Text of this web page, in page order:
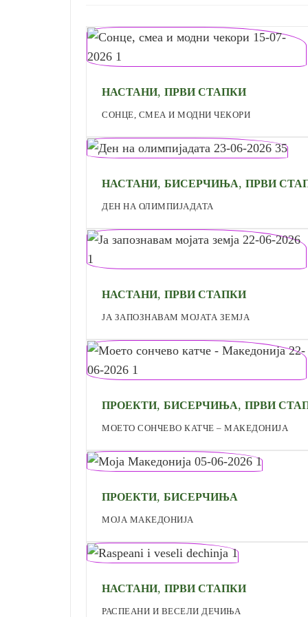
НАСТАНИ, ПРВИ СТАПКИ
СОНЦЕ, СМЕА И МОДНИ ЧЕКОРИ
НАСТАНИ, БИСЕРЧИЊА, ПРВИ
ДЕН НА ОЛИМПИЈАДАТА
НАСТАНИ, ПРВИ СТАПКИ
ЈА ЗАПОЗНАВАМ МОЈАТА ЗЕМЈА
ПРОЕКТИ, БИСЕРЧИЊА, ПРВИ
МОЕТО СОНЧЕВО КАТЧЕ – МАКЕДОНИЈА
ПРОЕКТИ, БИСЕРЧИЊА
МОЈА МАКЕДОНИЈА
НАСТАНИ, ПРВИ СТАПКИ
РАСПЕАНИ И ВЕСЕЛИ ДЕЧИЊА